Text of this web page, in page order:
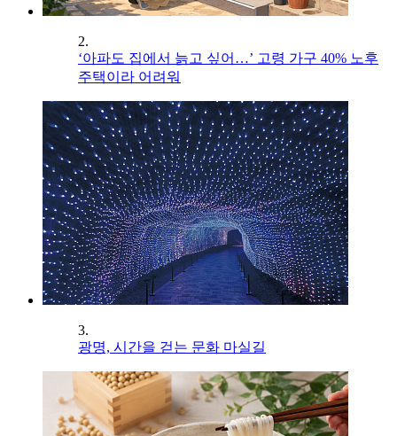
2.
‘아파도 집에서 늙고 싶어…’ 고령 가구 40% 노후
주택이라 어려워
3.
광명, 시간을 걷는 문화 마실길